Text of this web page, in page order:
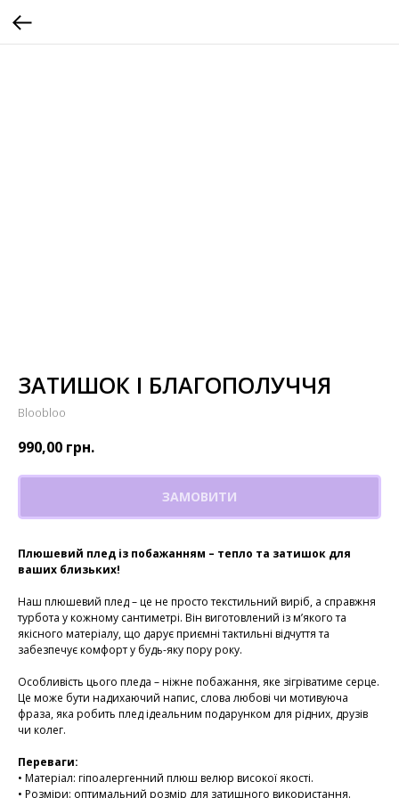
ЗАТИШОК І БЛАГОПОЛУЧЧЯ
Bloobloo
990,00 грн.
ЗАМОВИТИ
Плюшевий плед із побажанням – тепло та затишок для
ваших близьких!
Наш плюшевий плед – це не просто текстильний виріб, а справжня
турбота у кожному сантиметрі. Він виготовлений із м’якого та
якісного матеріалу, що дарує приємні тактильні відчуття та
забезпечує комфорт у будь-яку пору року.
Особливість цього пледа – ніжне побажання, яке зігріватиме серце.
Це може бути надихаючий напис, слова любові чи мотивуюча
фраза, яка робить плед ідеальним подарунком для рідних, друзів
чи колег.
Переваги:
• Матеріал: гіпоалергенний плюш велюр високої якості.
• Розміри: оптимальний розмір для затишного використання.